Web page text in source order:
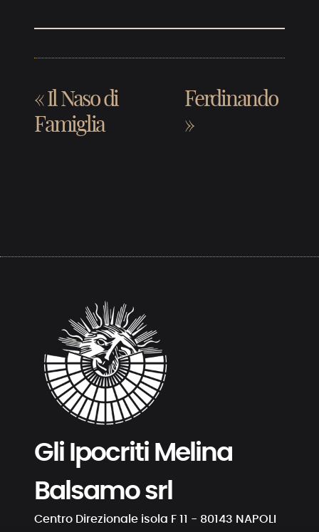
«Il Naso di
Famiglia
Ferdinando
»
Gli Ipocriti Melina
Balsamo srl
Centro Direzionale isola F 11 - 80143 NAPOLI